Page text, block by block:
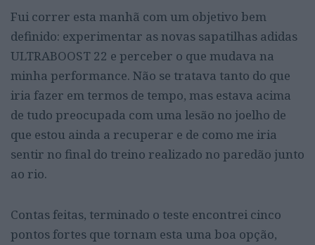
Fui correr esta manhã com um objetivo bem
definido: experimentar as novas sapatilhas adidas
ULTRABOOST 22 e perceber o que mudava na
minha performance. Não se tratava tanto do que
iria fazer em termos de tempo, mas estava acima
de tudo preocupada com uma lesão no joelho de
que estou ainda a recuperar e de como me iria
sentir no final do treino realizado no paredão junto
ao rio.
Contas feitas, terminado o teste encontrei cinco
pontos fortes que tornam esta uma boa opção,